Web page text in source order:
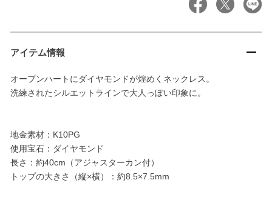
アイテム情報
オープンハートにダイヤモンドが煌めくネックレス。
洗練されたシルエットラインで大人っぽい印象に。
地金素材：K10PG
使用宝石：ダイヤモンド
長さ：約40cm（アジャスターカン付）
トップの大きさ（縦×横）：約8.5×7.5mm